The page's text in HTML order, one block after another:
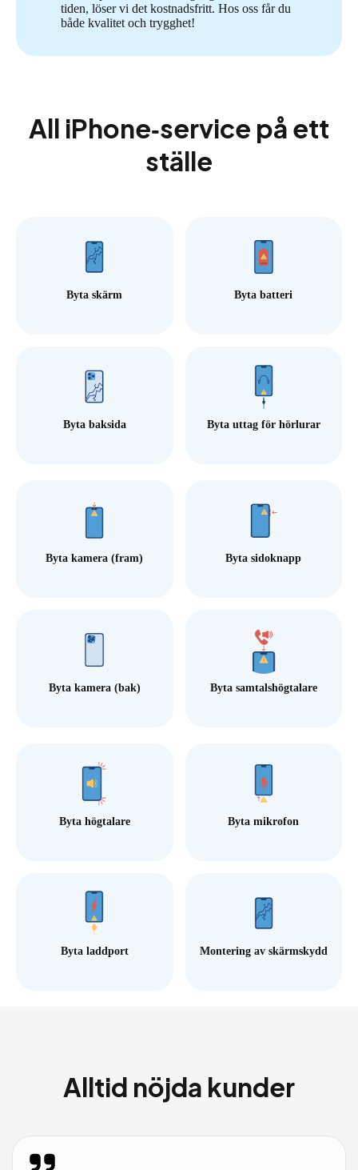
tiden, löser vi det kostnadsfritt. Hos oss får du
både kvalitet och trygghet!
All iPhone‑service på ett
ställe
Byta skärm Byta batteri
Byta baksida Byta uttag för hörlurar
Byta kamera (fram) Byta sidoknapp
Byta kamera (bak) Byta samtalshögtalare
Byta högtalare Byta mikrofon
Byta laddport Montering av skärmskydd
Alltid nöjda kunder